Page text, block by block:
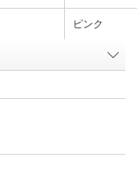
ピンク
RH66199